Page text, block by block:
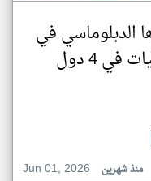
الدبلوماسي في
إفريقيا بافتتاح ممثليات في 4 دول
Jun 01, 2026
منذ شهرين